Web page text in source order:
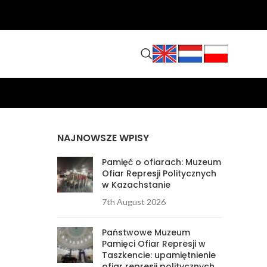
NAJNOWSZE WPISY
Pamięć o ofiarach: Muzeum
Ofiar Represji Politycznych
w Kazachstanie
7th August 2026
Państwowe Muzeum
Pamięci Ofiar Represji w
Taszkencie: upamiętnienie